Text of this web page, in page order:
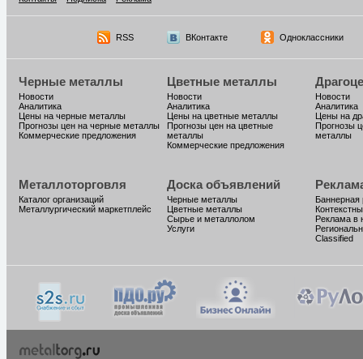
RSS ВКонтакте Одноклассники
Черные металлы
Новости
Аналитика
Цены на черные металлы
Прогнозы цен на черные металлы
Коммерческие предложения
Цветные металлы
Новости
Аналитика
Цены на цветные металлы
Прогнозы цен на цветные
металлы
Коммерческие предложения
Новости
Аналитика
Цены на
Прогнозы
металлы
Металлоторговля
Каталог организаций
Металлургический маркетплейс
Доска объявлений
Черные металлы
Цветные металлы
Сырье и металлолом
Услуги
Баннерная
Реклама в
Classified